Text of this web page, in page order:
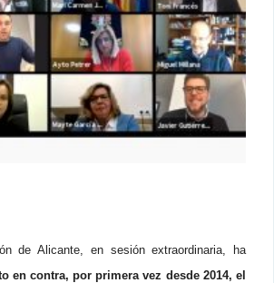
de Alicante, en sesión extraordinaria, ha
en contra, por primera vez desde 2014, el